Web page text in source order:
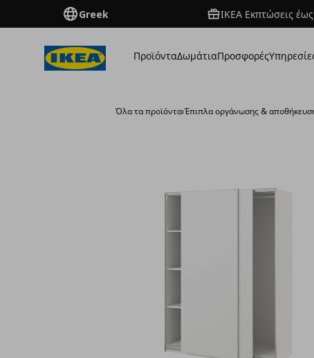
Greek ΙΚΕΑ Εκπτώσεις
ΠροϊόνταΔωμάτιαΠροσφορές
Όλα τα προϊόντα›Έπιπλα οργάνωσης &